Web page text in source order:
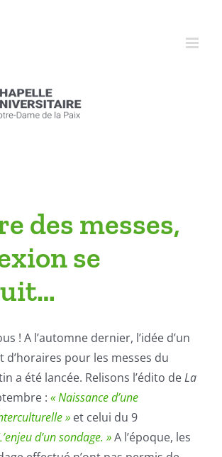
des messes,
se
! A l’automne dernier, l’idée d’un
pour les messes du
a été lancée. Relisons l’édito deLa
: « Naissance d’une
»et celui du 9
d’un sondage. »A l’époque, les